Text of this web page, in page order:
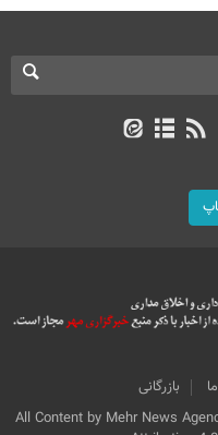
بازرگانی
All Content by Mehr News